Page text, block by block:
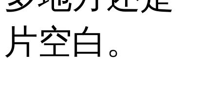
片空白。